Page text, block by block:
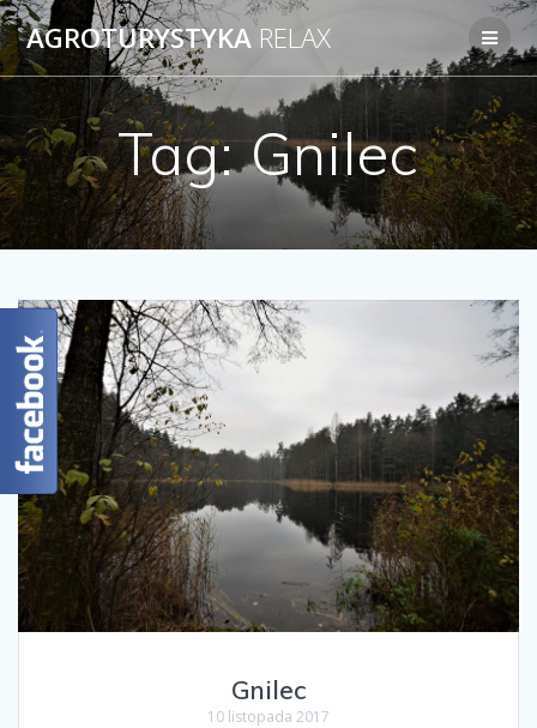
AGROTURYSTYKARELAX
Tag:Gnilec
Gnilec
10 listopada 2017